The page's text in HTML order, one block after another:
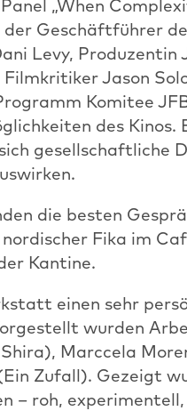
„When
Geschäftführer
Levy, Produzentin
Jason
Komitee
des Kinos.
gesellschaftliche
die besten
Fika im
Kantine.
einen sehr
wurden
Marccela
Zufall). Gezeigt
– roh,